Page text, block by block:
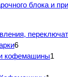
блока и
6
кофемашины1